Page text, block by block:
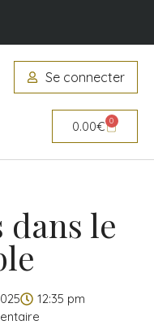
Se connecter
0.00€ 0
dans le
12:35 pm